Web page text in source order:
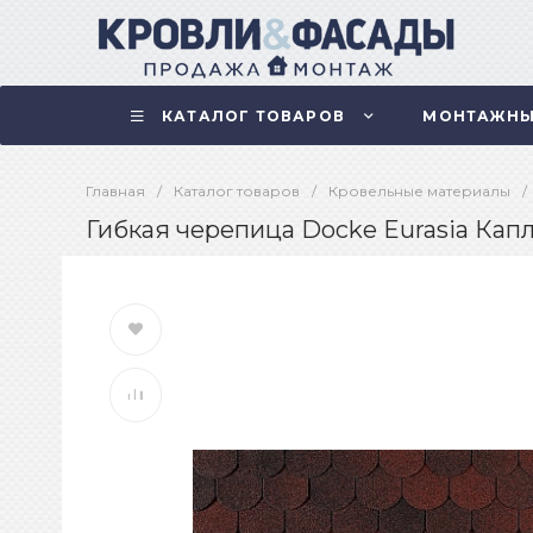
КАТАЛОГ ТОВАРОВ
Главная / Каталог товаров / Кровельные материалы /
Гибкая черепица Docke Eurasia